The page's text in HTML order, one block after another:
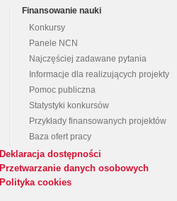
Finansowanie nauki
Konkursy
Panele NCN
Najczęściej zadawane pytania
Informacje dla realizujących projekty
Pomoc publiczna
Statystyki konkursów
Przykłady finansowanych projektów
Baza ofert pracy
Deklaracja dostępności
Przetwarzanie danych osobowych
Polityka cookies